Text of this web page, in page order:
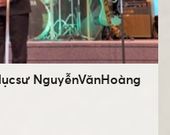
NguyễnVănHoàng